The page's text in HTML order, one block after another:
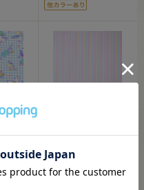
プ ユ
）
「バニラ
円 (税込)
ピンク系マルチカラー
ゆめかわ風ストライプのコッ
トンプリント生
121 円(税込)